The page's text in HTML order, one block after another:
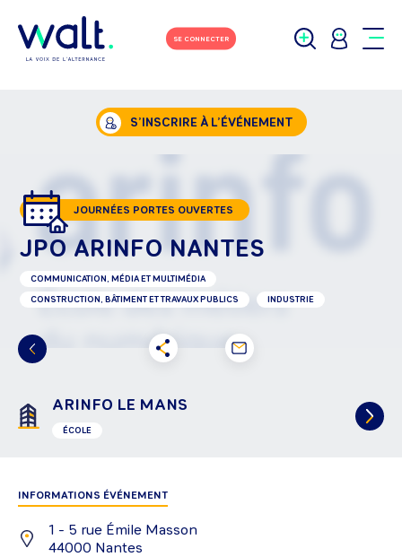
SE CONNECTER
S’INSCRIRE À L’ÉVÉNEMENT
JOURNÉES PORTES OUVERTES
JPO ARINFO NANTES
COMMUNICATION, MÉDIA ET MULTIMÉDIA
CONSTRUCTION, BÂTIMENT ET TRAVAUX PUBLICS
INDUSTRIE
ARINFO LE MANS
ÉCOLE
INFORMATIONS ÉVÉNEMENT
1 - 5 rue Émile Masson
44000 Nantes